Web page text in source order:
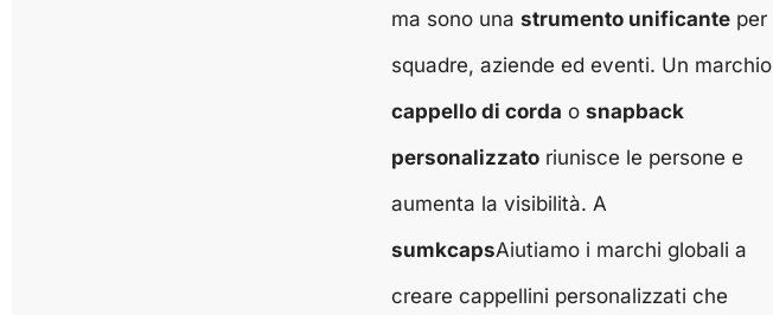
ma sono una strumento unificante per
squadre, aziende ed eventi. Un marchio
cappello di corda o snapback
personalizzato riunisce le persone e
aumenta la visibilità. A
sumkcapsAiutiamo i marchi globali a
creare cappellini personalizzati che